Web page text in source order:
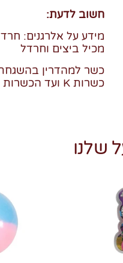
חשוב לדעת:
מידע על אלרגנים:
מכיל ביצים וחרדל
כשר למהדרין
כשרות K ועד הכשרות סטאר קיי
שלנו